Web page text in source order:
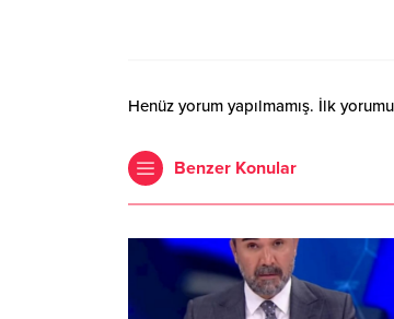
Henüz yorum yapılmamış. İlk
Benzer Konular